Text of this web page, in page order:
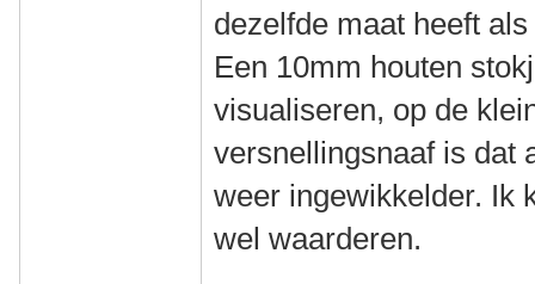
dezelfde maat heeft
Een 10mm houten
visualiseren, op de
versnellingsnaaf is dat
weer ingewikkelder. Ik
wel waarderen.